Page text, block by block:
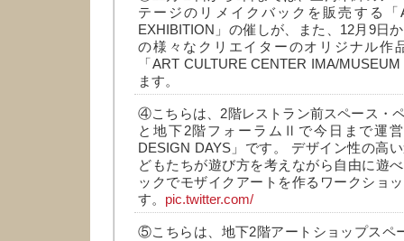
テージのリメイクバックを販売する「
EXHIBITION」の催しが、また、12月9日
の様々なクリエイターのオリジナル作
「ART CULTURE CENTER IMA/
ます。
④こちらは、2階レストラン前スペース・
と地下2階フォーラムⅡで今日まで運
DESIGN DAYS」です。 デザイン性の高
どもたちが遊び方を考えながら自由に遊
ックでモザイクアートを作るワークショ
す。 pic.twitter.com/
⑤こちらは、地下2階アートショップスペ